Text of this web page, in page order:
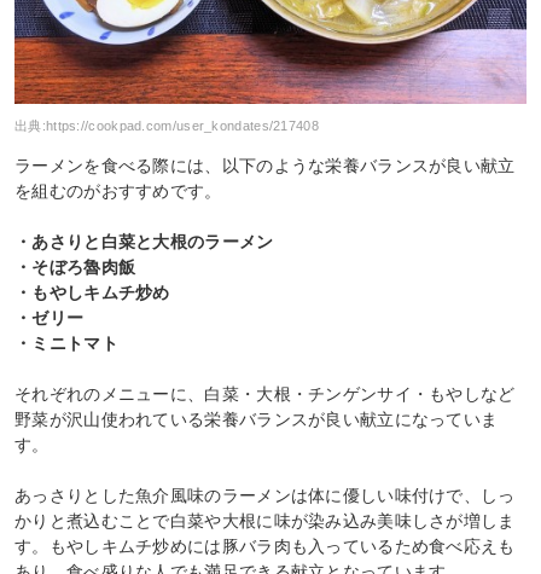
出典: https://cookpad.com/user_kondates/217408
ラーメンを食べる際には、以下のような栄養バランスが良い献立
を組むのがおすすめです。
・あさりと白菜と大根のラーメン
・そぼろ魯肉飯
・もやしキムチ炒め
・ゼリー
・ミニトマト
それぞれのメニューに、白菜・大根・チンゲンサイ・もやしなど
野菜が沢山使われている栄養バランスが良い献立になっていま
す。
あっさりとした魚介風味のラーメンは体に優しい味付けで、しっ
かりと煮込むことで白菜や大根に味が染み込み美味しさが増しま
す。もやしキムチ炒めには豚バラ肉も入っているため食べ応えも